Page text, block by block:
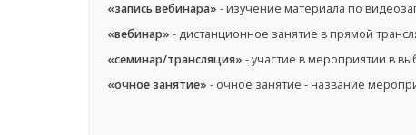
«запись вебинара» - изучение материала по
«вебинар» - дистанционное занятие в прямой
«семинар/трансляция» - участие в мероприятии в
«очное занятие» - очное занятие - название